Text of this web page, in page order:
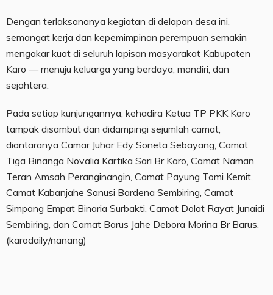
Dengan terlaksananya kegiatan di delapan desa ini,
semangat kerja dan kepemimpinan perempuan semakin
mengakar kuat di seluruh lapisan masyarakat Kabupaten
Karo — menuju keluarga yang berdaya, mandiri, dan
sejahtera.
Pada setiap kunjungannya, kehadira Ketua TP PKK Karo
tampak disambut dan didampingi sejumlah camat,
diantaranya Camar Juhar Edy Soneta Sebayang, Camat
Tiga Binanga Novalia Kartika Sari Br Karo, Camat Naman
Teran Amsah Peranginangin, Camat Payung Tomi Kemit,
Camat Kabanjahe Sanusi Bardena Sembiring, Camat
Simpang Empat Binaria Surbakti, Camat Dolat Rayat Junaidi
Sembiring, dan Camat Barus Jahe Debora Morina Br Barus.
(karodaily/nanang)